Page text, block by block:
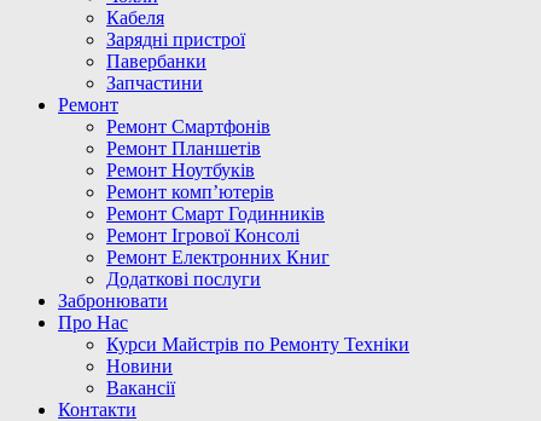
Кабеля
Зарядні пристрої
Павербанки
Запчастини
Ремонт
Ремонт Смартфонів
Ремонт Планшетів
Ремонт Ноутбуків
Ремонт комп’ютерів
Ремонт Смарт Годинників
Ремонт Ігрової Консолі
Ремонт Електронних Книг
Додаткові послуги
Забронювати
Про Нас
Курси Майстрів по Ремонту Техніки
Новини
Вакансії
Контакти